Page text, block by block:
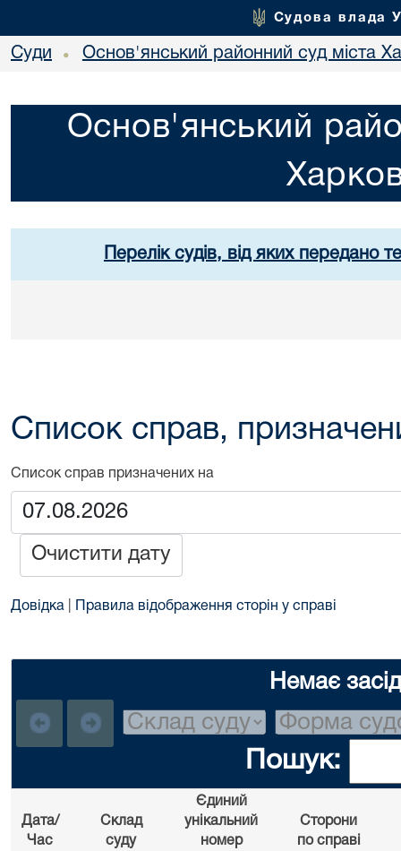
Судова влада
Суди • Основ'янський районний суд міста
Основ'янський
Перелік судів, від яких передано
Список справ,
Список справ призначених на
Очистити дату
Довідка Правила відображення сторін у справі
Немає
Пошук:
Дата/
Час
Склад
суду
Єдиний
унікальний
номер
Сторони
по справі